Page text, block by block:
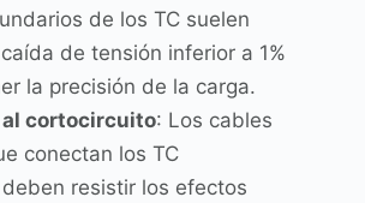
de los TC suelen
de tensión inferior a 1%
la precisión de la carga.
cortocircuito: Los cables
conectan los TC
resistir los efectos